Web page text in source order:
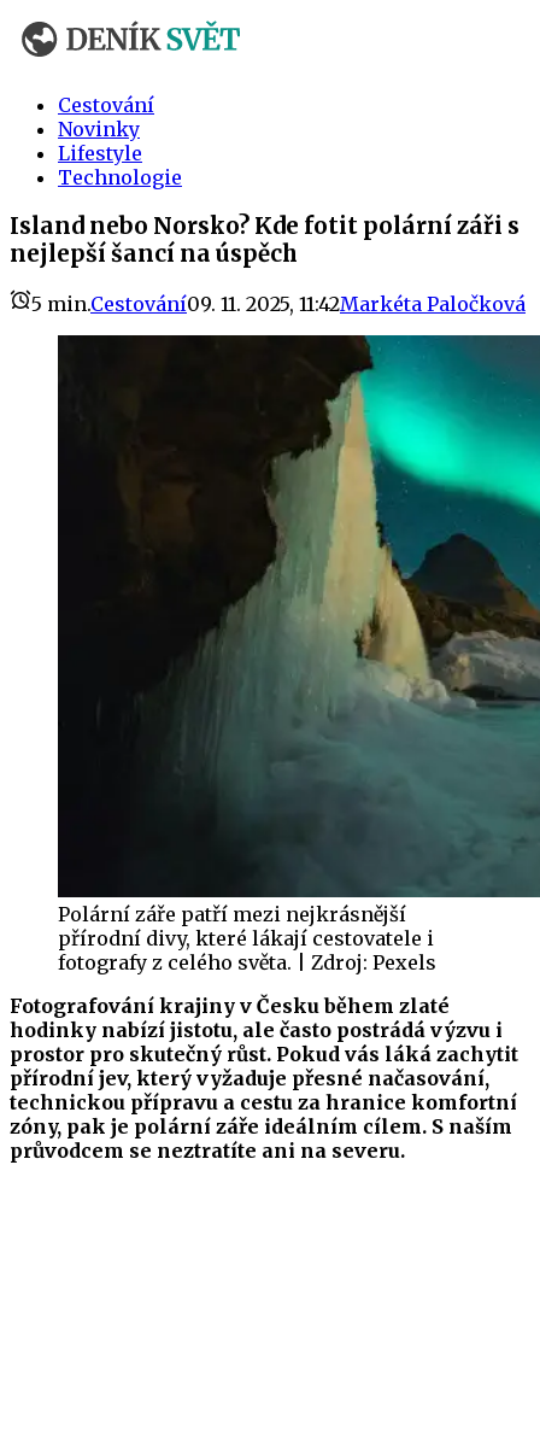
Cestování
Novinky
Lifestyle
Technologie
Island nebo Norsko? Kde fotit polární záři s
nejlepší šancí na úspěch
5 min.Cestování09. 11. 2025, 11:42Markéta Paločková
Polární záře patří mezi nejkrásnější
přírodní divy, které lákají cestovatele i
fotografy z celého světa. | Zdroj: Pexels
Fotografování krajiny v Česku během zlaté
hodinky nabízí jistotu, ale často postrádá výzvu i
prostor pro skutečný růst. Pokud vás láká zachytit
přírodní jev, který vyžaduje přesné načasování,
technickou přípravu a cestu za hranice komfortní
zóny, pak je polární záře ideálním cílem. S naším
průvodcem se neztratíte ani na severu.